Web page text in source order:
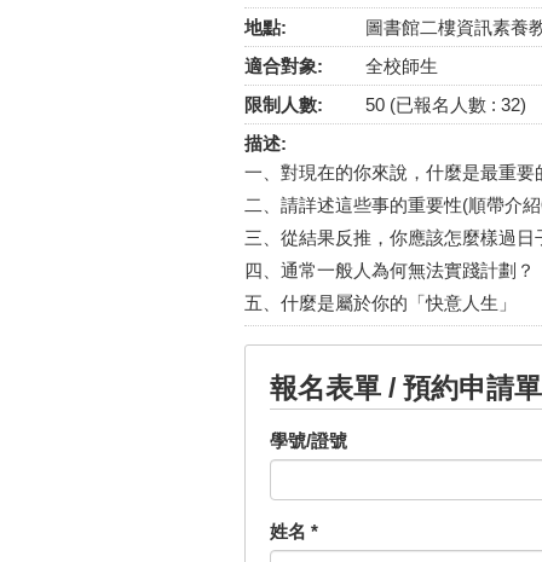
地點:
圖書館二樓資訊素養
適合對象:
全校師生
限制人數:
50 (已報名人數 : 32)
描述:
一、對現在的你來說，什麼是最重要
二、請詳述這些事的重要性(順帶介
三、從結果反推，你應該怎麼樣過日
四、通常一般人為何無法實踐計劃？
五、什麼是屬於你的「快意人生」
報名表單 / 預約申請
學號/證號
姓名 *